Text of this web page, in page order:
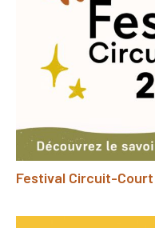
Festival Circuit-Court